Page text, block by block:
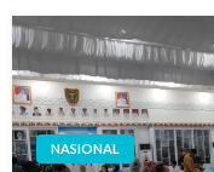
NASIONAL